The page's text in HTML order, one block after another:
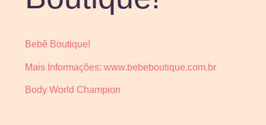
Bebê Boutique!
Mais Informações: www.bebeboutique.com.br
Body World Champion